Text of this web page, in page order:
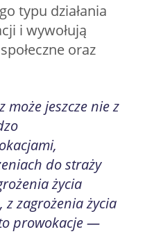
typu działania
i wywołują
oraz
jeszcze nie z
do straży
życia
z zagrożenia życia
prowokacje —